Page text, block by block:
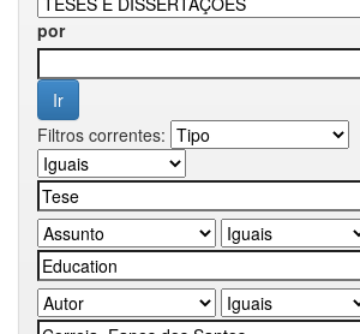
por
Filtros correntes: